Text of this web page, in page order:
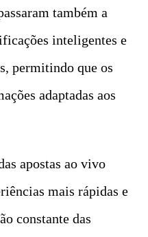
também a
inteligentes e
permitindo que os
adaptadas aos
apostas ao vivo
mais rápidas e
constante das